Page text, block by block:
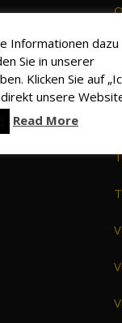
Informationen dazu
Sie in unserer
Klicken Sie auf
unsere
Read More